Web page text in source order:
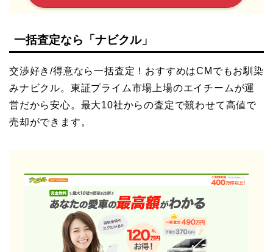
一括査定なら「ナビクル」
交渉好き/得意なら一括査定！おすすめはCMでもお馴染
みナビクル。東証プライム市場上場のエイチームが運
営だから安心。最大10社からの査定で競わせて高値で
売却ができます。